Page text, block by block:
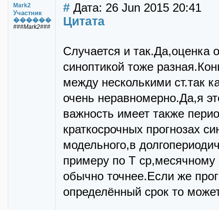
Mark2
Участник
������
###Mark2###
# Дата: 26 Jun 2015 20:41
Цитата
Случается и так.Да,оценка
синоптикой тоже
между несколькими ст.так
очень неравномерно.Да,я
важность имеет также
краткосрочных прогнозах
модельного,в
примеру по Т ср,месячному
обычно точнее.Если же
определённый срок то